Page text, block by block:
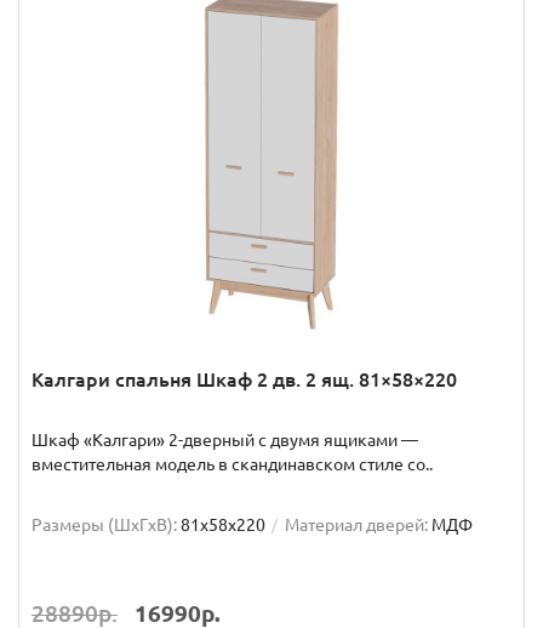
Калгари спальня Шкаф 2 дв. 2 ящ. 81×58×220
Шкаф «Калгари» 2-дверный с двумя ящиками —
вместительная модель в скандинавском стиле со..
Размеры (ШxГxВ):81x58x220 Материал дверей: МДФ
28890р. 16990р.